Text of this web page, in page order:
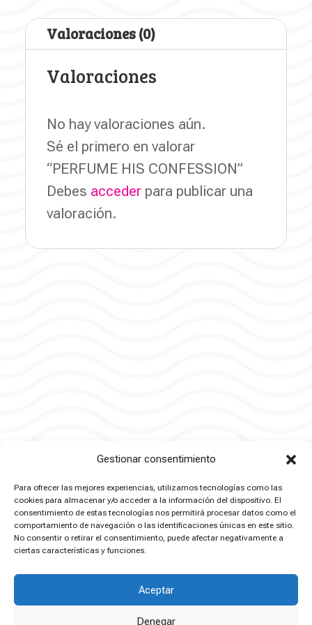
Gestionar consentimiento
Para ofrecer las mejores experiencias, utilizamos tecnologías como las
cookies para almacenar y/o acceder a la información del dispositivo. El
consentimiento de estas tecnologías nos permitirá procesar datos como el
comportamiento de navegación o las identificaciones únicas en este sitio.
No consentir o retirar el consentimiento, puede afectar negativamente a
ciertas características y funciones.
Aceptar
Denegar
Valoraciones (0)
Valoraciones
No hay valoraciones aún.
Sé el primero en valorar
“PERFUME HIS CONFESSION”
Debes accederpara publicar una
valoración.
Productos relacionados